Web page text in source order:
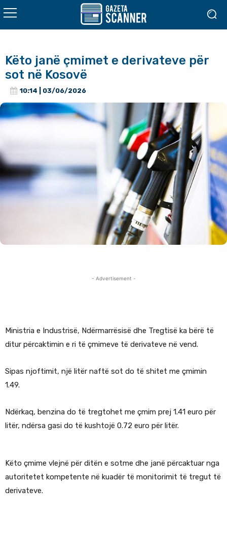
Këto janë çmimet e derivateve për
sot në Kosovë
10:14 | 03/06/2026
- Advertisement -
Ministria e Industrisë, Ndërmarrësisë dhe Tregtisë ka bërë të
ditur përcaktimin e ri të çmimeve të derivateve në vend.
Sipas njoftimit, një litër naftë sot do të shitet me çmimin
1.49.
Ndërkaq, benzina do të tregtohet me çmim prej 1.41 euro për
litër, ndërsa gasi do të kushtojë 0.72 euro për litër.
Këto çmime vlejnë për ditën e sotme dhe janë përcaktuar nga
autoritetet kompetente në kuadër të monitorimit të tregut të
derivateve.